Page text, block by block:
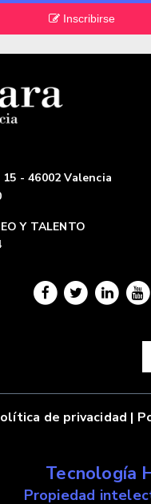
Inscribirse
- 46002 Valencia
Y TALENTO
de privacidad |
Tecnología
Propiedad